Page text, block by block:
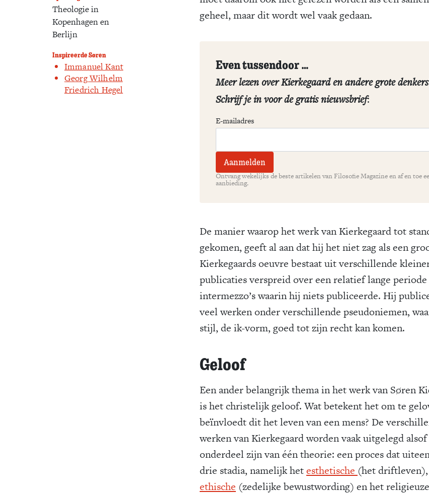
Theologie in
Kopenhagen en
Berlijn
Inspireerde Søren
Immanuel Kant
Georg Wilhelm
Friedrich Hegel
geheel, maar dit wordt wel vaak gedaan.
Even tussendoor …
Meer lezen over Kierkegaard en andere grote
Schrijf je in voor de gratis nieuwsbrief:
E-mailadres
Ontvang wekelijks de beste artikelen van Filosofie Magazine en af en toe
aanbieding.
De manier waarop het werk van Kierkegaard tot
gekomen, geeft al aan dat hij het niet zag als een
Kierkegaards oeuvre bestaat uit verschillende
publicaties verspreid over een relatief lange
intermezzo’s waarin hij niets publiceerde. Hij
veel werken onder verschillende pseudoniemen,
stijl, de ik-vorm, goed tot zijn recht kan komen.
Geloof
Een ander belangrijk thema in het werk van Søren
is het christelijk geloof. Wat betekent het om te
beïnvloedt dit het leven van een mens? De
werken van Kierkegaard worden vaak uitgelegd alsof
onderdeel zijn van één theorie: een proces dat
drie stadia, namelijk hetesthetische (het
ethische (zedelijke bewustwording) en het